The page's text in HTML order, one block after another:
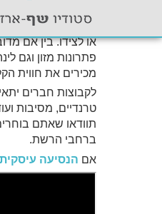
אם אתם מחפשים
או לצידו. בין אם
פתרונות מזון וגם
מכירים את חווית
לקבוצות חברים
טרנדיים, מסיבות
תוודאו שאתם
ברחבי הרשת.
אם הנסיעה עיסקית